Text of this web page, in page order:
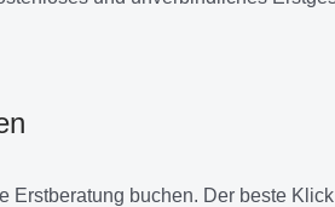
Erstberatung buchen. Der beste